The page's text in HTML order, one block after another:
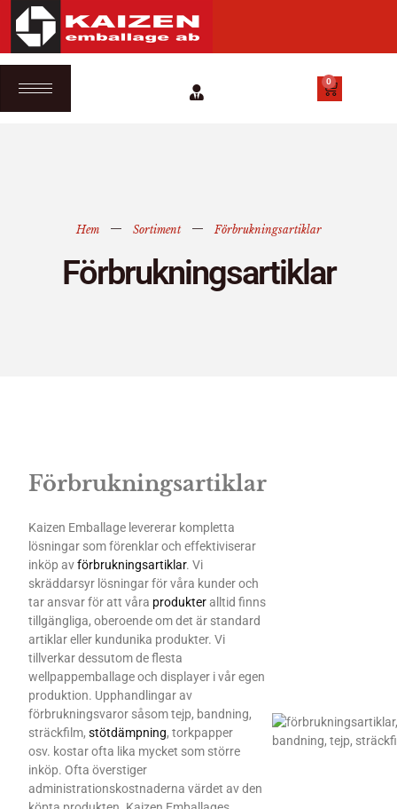
0
Hem Sortiment Förbrukningsartiklar
Förbrukningsartiklar
Förbrukningsartiklar
Kaizen Emballage levererar kompletta
lösningar som förenklar och effektiviserar
inköp avförbrukningsartiklar. Vi
skräddarsyr lösningar för våra kunder och
tar ansvar för att våra produkteralltid finns
tillgängliga, oberoende om det är standard
artiklar eller kundunika produkter. Vi
tillverkar dessutom de flesta
wellpappemballage och displayer i vår egen
produktion. Upphandlingar av
förbrukningsvaror såsom tejp, bandning,
sträckfilm, stötdämpning, torkpapper
osv. kostar ofta lika mycket som större
inköp. Ofta överstiger
administrationskostnaderna värdet av den